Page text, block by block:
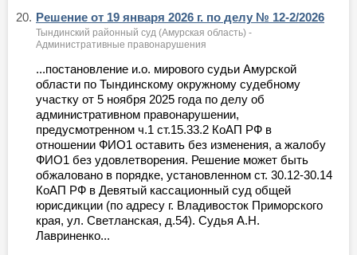
20. Решение от 19 января 2026 г. по делу № 12-2/2026
Тындинский районный суд (Амурская область) -
Административные правонарушения
...постановление и.о. мирового судьи Амурской
области по Тындинскому окружному судебному
участку от 5 ноября 2025 года по делу об
административном правонарушении,
предусмотренном ч.1 ст.15.33.2 КоАП РФ в
отношении ФИО1 оставить без изменения, а жалобу
ФИО1 без удовлетворения. Решение может быть
обжаловано в порядке, установленном ст. 30.12-30.14
КоАП РФ в Девятый кассационный суд общей
юрисдикции (по адресу г. Владивосток Приморского
края, ул. Светланская, д.54). Судья А.Н.
Лавриненко...